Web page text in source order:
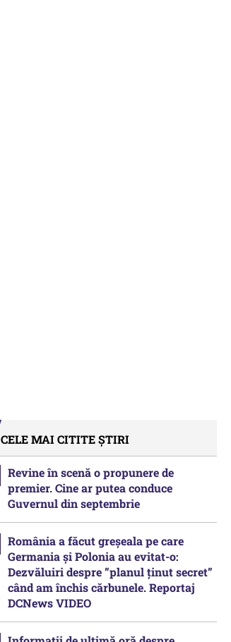
CELE MAI CITITE ȘTIRI
Revine în scenă o propunere de
premier. Cine ar putea conduce
Guvernul din septembrie
România a făcut greșeala pe care
Germania și Polonia au evitat-o:
Dezvăluiri despre ”planul ținut secret”
când am închis cărbunele. Reportaj
DCNews VIDEO